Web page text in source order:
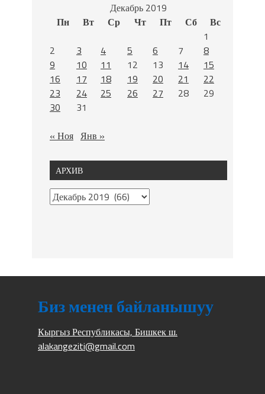
Декабрь 2019
Пн
Вт Ср Чт Пт Сб
Вс
1
2
3 4 5 6 7
8
9
10 11 12 13 14
15
16
17 18 19 20 21
22
23
24 25 26 27 28
29
30
31
« Ноя Янв »
АРХИВ
Биз менен байланышуу
Кыргыз Республикасы, Бишкек ш.
alakangeziti@gmail.com